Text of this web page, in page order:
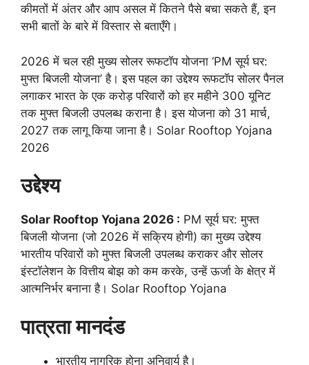
कीमतों में अंतर और आप असल में कितने पैसे बचा सकते हैं, इन
सभी बातों के बारे में विस्तार से बताएँगे।
2026 में चल रही मुख्य सोलर रूफटॉप योजना ‘PM सूर्य घर:
मुफ्त बिजली योजना’ है। इस पहल का उद्देश्य रूफटॉप सोलर पैनल
लगाकर भारत के एक करोड़ परिवारों को हर महीने 300 यूनिट
तक मुफ्त बिजली उपलब्ध कराना है। इस योजना को 31 मार्च,
2027 तक लागू किया जाना है। Solar Rooftop Yojana
2026
उद्देश्य
Solar Rooftop Yojana 2026 : PM सूर्य घर: मुफ्त
बिजली योजना (जो 2026 में सक्रिय होगी) का मुख्य उद्देश्य
भारतीय परिवारों को मुफ्त बिजली उपलब्ध कराकर और सोलर
इंस्टॉलेशन के वित्तीय बोझ को कम करके, उन्हें ऊर्जा के क्षेत्र में
आत्मनिर्भर बनाना है। Solar Rooftop Yojana
पात्रता मानदंड
भारतीय नागरिक होना अनिवार्य है।